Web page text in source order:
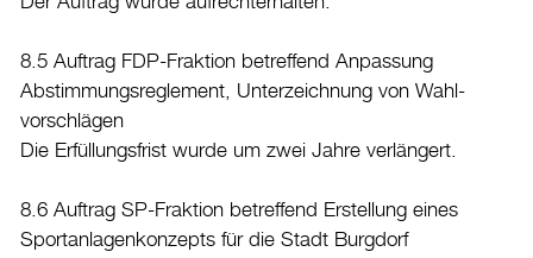
8.5 Auftrag FDP-Fraktion betreffend Anpassung
Abstimmungsreglement, Unterzeichnung von Wahl-
vorschlägen
Die Erfüllungsfrist wurde um zwei Jahre verlängert.
8.6 Auftrag SP-Fraktion betreffend Erstellung eines
Sportanlagenkonzepts für die Stadt Burgdorf